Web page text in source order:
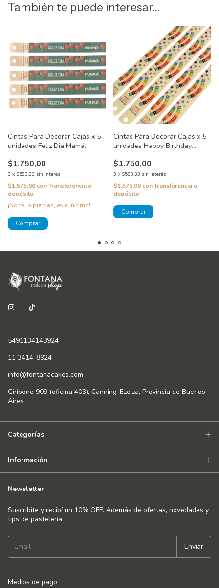
También te puede interesar...
Cintas Para Decorar Cajas x 5
unidades Feliz Dia Mamá
$1.750,00
3 x $583,33 sin interés
$1.575,00 conTransferencia o
depósito
¡No te lo pierdas, es el último!
Cintas Para Decorar Cajas x 5
unidades Happy Birthday
$1.750,00
3 x $583,33 sin interés
$1.575,00 conTransferencia o
depósito
5491134148924
11 3414-8924
info@fontanacakes.com
Giribone 909 (oficina 403), Canning-Ezeiza, Provincia de Buenos
Aires
Categorías
Información
Newsletter
Suscribite y recibí un 10% OFF. Además de ofertas, novedades y
tips de pastelería.
Medios de pago